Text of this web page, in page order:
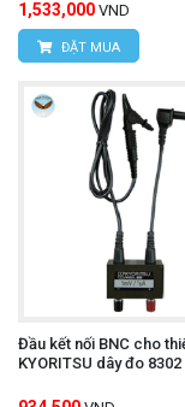
CÔNG TY
HÙNG
HÙNG
Địa chỉ:
Số
Đông Ngạc,
Văn phòng
Hotline:
1,533,000 VND
ĐẶT MUA
Đầu kết nối BNC cho
KYORITSU dây đo 8302